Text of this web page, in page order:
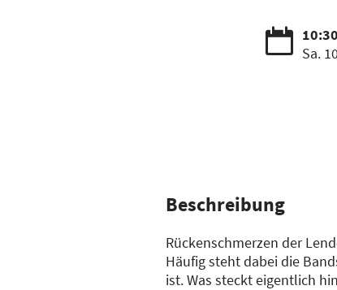
Sa.
Beschreibung
Rückenschmerzen der
Häufig steht dabei die
ist. Was steckt eigentlich